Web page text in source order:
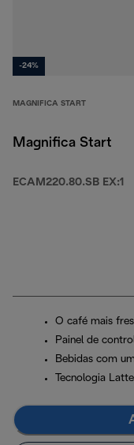
-24%
MAGNIFICA START
Magnifica Start
ECAM220.80.SB EX:1
O café mais
Painel de
Bebidas com
Tecnologia